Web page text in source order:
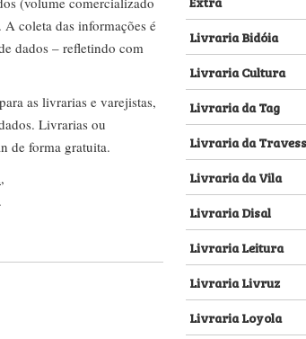
A coleta das informações é
dados – refletindo com
as livrarias e varejistas,
Livrarias ou
de forma gratuita.
,
.
Livraria Bidóia
Livraria Cultura
Livraria da Tag
Livraria da
Livraria da Vila
Livraria Disal
Livraria Leitura
Livraria Livruz
Livraria Loyola